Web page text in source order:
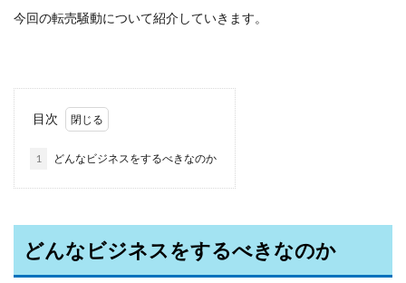
今回の転売騒動について紹介していきます。
目次
1 どんなビジネスをするべきなのか
どんなビジネスをするべきなのか